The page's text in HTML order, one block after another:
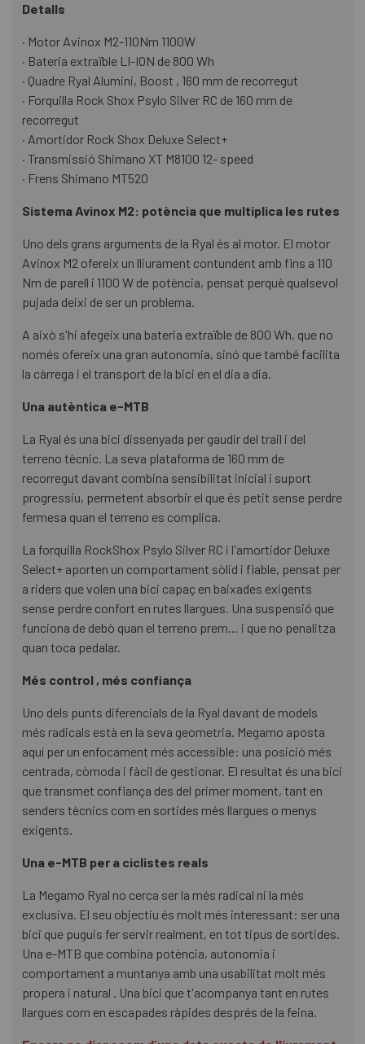
Detalls
· Motor Avinox M2-110Nm 1100W
· Bateria extraïble LI-ION de 800 Wh
· Quadre Ryal Alumini, Boost , 160 mm de recorregut
· Forquilla Rock Shox Psylo Silver RC de 160 mm de
recorregut
· Amortidor Rock Shox Deluxe Select+
· Transmissió Shimano XT M8100 12- speed
· Frens Shimano MT520
Sistema Avinox M2: potència que multiplica les rutes
Uno dels grans arguments de la Ryal és al motor. El motor
Avinox M2 ofereix un lliurament contundent amb fins a 110
Nm de parell i 1100 W de potència, pensat perquè qualsevol
pujada deixi de ser un problema.
A això s'hi afegeix una bateria extraïble de 800 Wh, que no
només ofereix una gran autonomia, sinó que també facilita
la càrrega i el transport de la bici en el dia a dia.
Una autèntica e-MTB
La Ryal és una bici dissenyada per gaudir del trail i del
terreno tècnic. La seva plataforma de 160 mm de
recorregut davant combina sensibilitat inicial i suport
progressiu, permetent absorbir el que és petit sense perdre
fermesa quan el terreno es complica.
La forquilla RockShox Psylo Silver RC i l'amortidor Deluxe
Select+ aporten un comportament sòlid i fiable, pensat per
a riders que volen una bici capaç en baixades exigents
sense perdre confort en rutes llargues. Una suspensió que
funciona de debò quan el terreno prem… i que no penalitza
quan toca pedalar.
Més control , més confiança
Uno dels punts diferencials de la Ryal davant de models
més radicals està en la seva geometria. Megamo aposta
aquí per un enfocament més accessible: una posició més
centrada, còmoda i fàcil de gestionar. El resultat és una bici
que transmet confiança des del primer moment, tant en
senders tècnics com en sortides més llargues o menys
exigents.
Una e-MTB per a ciclistes reals
La Megamo Ryal no cerca ser la més radical ni la més
exclusiva. El seu objectiu és molt més interessant: ser una
bici que puguis fer servir realment, en tot tipus de sortides.
Una e-MTB que combina potència, autonomia i
comportament a muntanya amb una usabilitat molt més
propera i natural . Una bici que t'acompanya tant en rutes
llargues com en escapades ràpides després de la feina.